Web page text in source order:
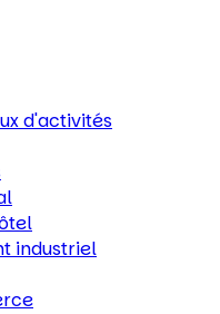
d'activités
industriel